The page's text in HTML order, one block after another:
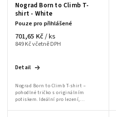
Nograd Born to Climb T-
shirt - White
Pouze pro přihlášené
849 Kč včetně DPH
701,65 Kč/ ks
Detail
Nograd Born to Climb T-shirt –
pohodlné tričko s originálním
potiskem. Ideální pro lezení,